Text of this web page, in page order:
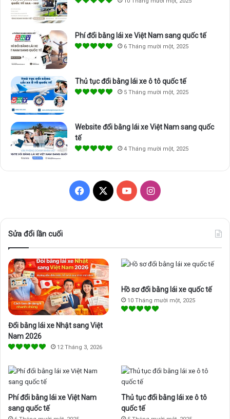
Phí đổi bằng lái xe Việt Nam sang quốc tế
6 Tháng mười một, 2025
Thủ tục đổi bằng lái xe ô tô quốc tế
5 Tháng mười một, 2025
Website đổi bằng lái xe Việt Nam sang quốc
tế
4 Tháng mười một, 2025
Facebook
X YouTubeInstagram
Sửa đổi lần cuối
Đổi bằng lái xe Nhật sang Việt
Nam 2026
12 Tháng 3, 2026
Hồ sơ đổi bằng lái xe quốc tế
10 Tháng mười một, 2025
Phí đổi bằng lái xe Việt Nam
sang quốc tế
Thủ tục đổi bằng lái xe ô tô
quốc tế